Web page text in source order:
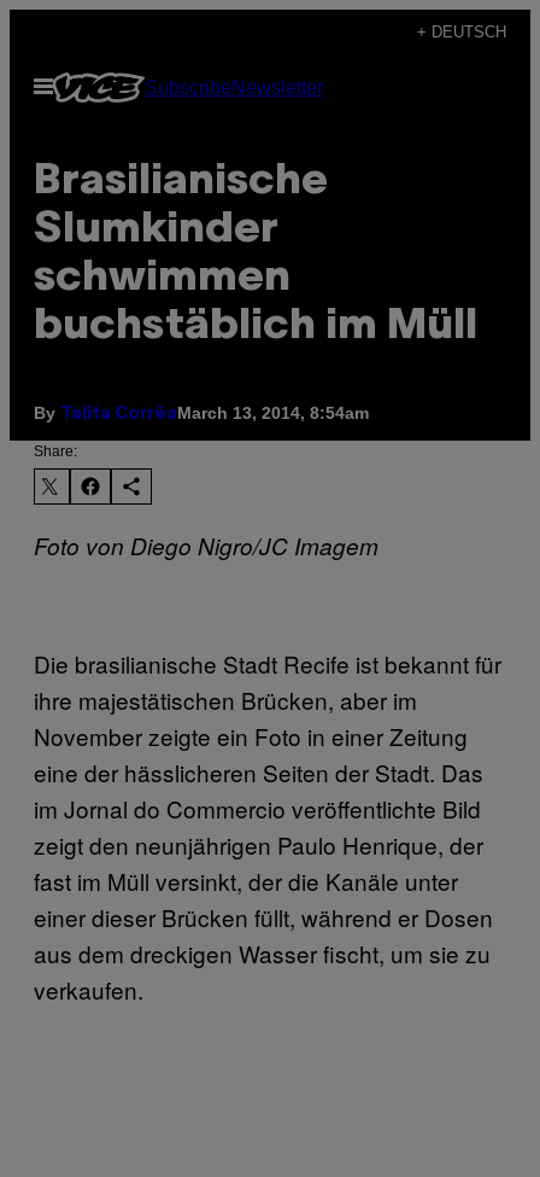
content
+ DEUTSCH
Open
Menu
SubscribeNewsletter
Brasilianische
Slumkinder
schwimmen
buchstäblich im Müll
By Talita CorrêaMarch 13, 2014, 8:54am
Share:
Foto von Diego Nigro/JC Imagem
Die brasilianische Stadt Recife ist bekannt für
ihre majestätischen Brücken, aber im
November zeigte ein Foto in einer Zeitung
eine der hässlicheren Seiten der Stadt. Das
im Jornal do Commercio veröffentlichte Bild
zeigt den neunjährigen Paulo Henrique, der
fast im Müll versinkt, der die Kanäle unter
einer dieser Brücken füllt, während er Dosen
aus dem dreckigen Wasser fischt, um sie zu
verkaufen.